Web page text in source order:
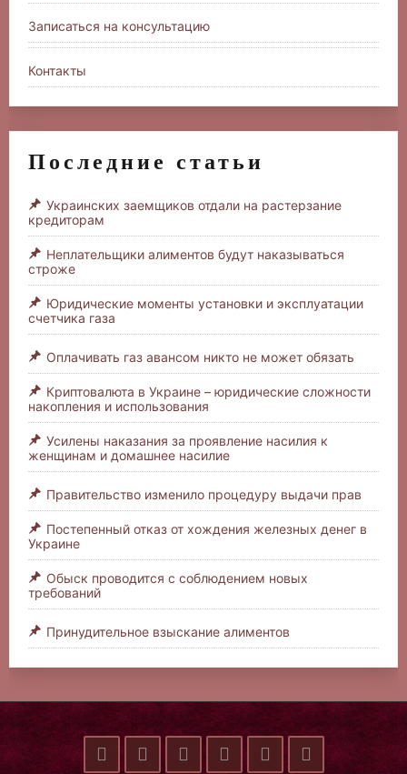
Записаться на консультацию
Контакты
Последние статьи
Украинских заемщиков отдали на растерзание
кредиторам
Неплательщики алиментов будут наказываться
строже
Юридические моменты установки и эксплуатации
счетчика газа
Оплачивать газ авансом никто не может обязать
Криптовалюта в Украине – юридические сложности
накопления и использования
Усилены наказания за проявление насилия к
женщинам и домашнее насилие
Правительство изменило процедуру выдачи прав
Постепенный отказ от хождения железных денег в
Украине
Обыск проводится с соблюдением новых
требований
Принудительное взыскание алиментов